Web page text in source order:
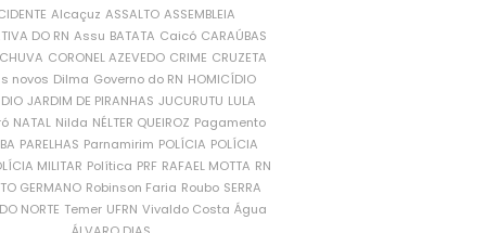
Alcaçuz ASSALTO ASSEMBLEIA
DO RN Assu BATATA Caicó CARAÚBAS
CORONEL AZEVEDO CRIME CRUZETA
novos Dilma Governo do RN HOMICÍDIO
JARDIM DE PIRANHAS JUCURUTU LULA
NATAL Nilda NÉLTER QUEIROZ Pagamento
PARELHAS Parnamirim POLÍCIA POLÍCIA
MILITAR Política PRF RAFAEL MOTTA RN
GERMANO Robinson Faria Roubo SERRA
NORTE Temer UFRN Vivaldo Costa Água